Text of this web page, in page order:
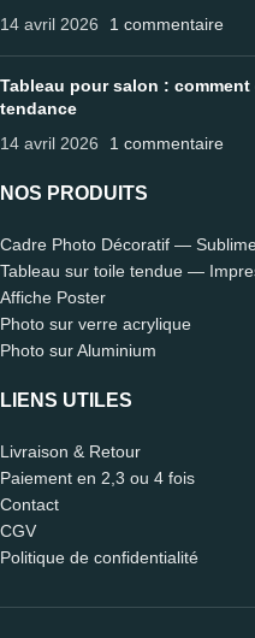
14 avril 2026
1 commentaire
Tableau pour salon :
tendance
14 avril 2026
1 commentaire
NOS PRODUITS
Cadre Photo Décoratif —
Tableau sur toile tendue —
Affiche Poster
Photo sur verre acrylique
Photo sur Aluminium
LIENS UTILES
Livraison & Retour
Paiement en 2,3 ou 4 fois
Contact
CGV
Politique de confidentialité